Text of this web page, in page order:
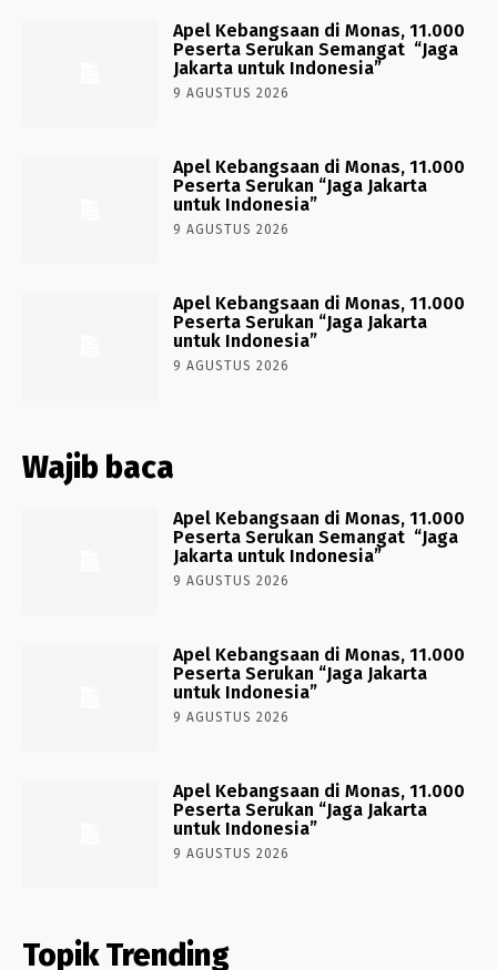
Apel Kebangsaan di Monas, 11.000
Peserta Serukan Semangat “Jaga
Jakarta untuk Indonesia”
9 AGUSTUS 2026
Apel Kebangsaan di Monas, 11.000
Peserta Serukan “Jaga Jakarta
untuk Indonesia”
9 AGUSTUS 2026
Apel Kebangsaan di Monas, 11.000
Peserta Serukan “Jaga Jakarta
untuk Indonesia”
9 AGUSTUS 2026
Wajib baca
Apel Kebangsaan di Monas, 11.000
Peserta Serukan Semangat “Jaga
Jakarta untuk Indonesia”
9 AGUSTUS 2026
Apel Kebangsaan di Monas, 11.000
Peserta Serukan “Jaga Jakarta
untuk Indonesia”
9 AGUSTUS 2026
Apel Kebangsaan di Monas, 11.000
Peserta Serukan “Jaga Jakarta
untuk Indonesia”
9 AGUSTUS 2026
Topik Trending